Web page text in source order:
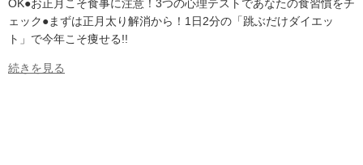
OK●お正月こそ食事に注意！3つの心理テストであなたの食習慣をチ
ェック●まずは正月太り解消から！1日2分の「跳ぶだけダイエッ
ト」で今年こそ痩せる!!
続きを見る